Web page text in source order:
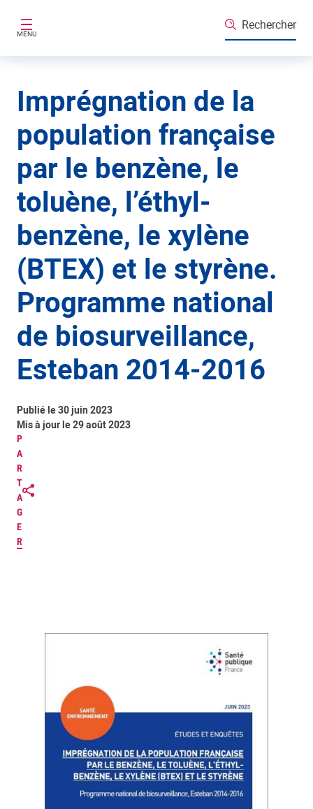
MENU
Rechercher
Imprégnation de la
population française
par le benzène, le
toluène, l’éthyl-
benzène, le xylène
(BTEX) et le styrène.
Programme national
de biosurveillance,
Esteban 2014-2016
P
A
R
T
A
G
E
R
Publié le 30 juin 2023
Mis à jour le 29 août 2023